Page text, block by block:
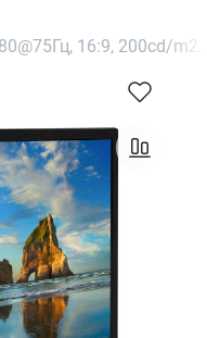
16:9, 200cd/